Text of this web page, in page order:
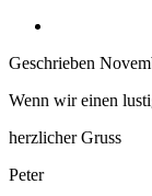
Geschrieben
Wenn wir einen
herzlicher Gruss
Peter